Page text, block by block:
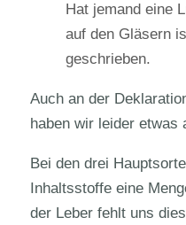
Hat jemand eine
auf den Gläsern
geschrieben.
Auch an der
haben wir leider etwas
Bei den drei
Inhaltsstoffe eine
der Leber fehlt uns